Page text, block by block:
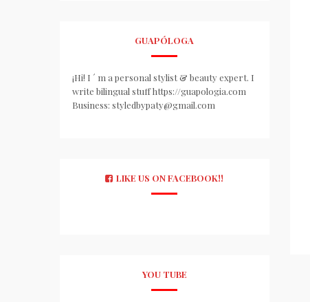
GUAPÓLOGA
¡Hi! I ´ m a personal stylist & beauty expert. I
write bilingual stuff https://guapologia.com
Business: styledbypaty@gmail.com
LIKE US ON FACEBOOK!!
YOU TUBE